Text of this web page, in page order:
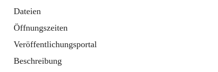
Dateien
Öffnungszeiten
Veröffentlichungsportal
Beschreibung